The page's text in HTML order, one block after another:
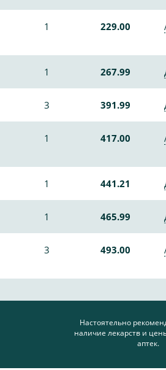
1 229.00
1 267.99
3 391.99
1 417.00
1 441.21
1 465.99
3 493.00
Настоятельно
наличие лекарств и
аптек.